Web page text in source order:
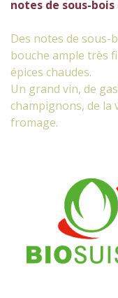
notes de sous-
Des notes de sous-
bouche ample très
épices chaudes.
Un grand vin, de
champignons, de la
fromage.